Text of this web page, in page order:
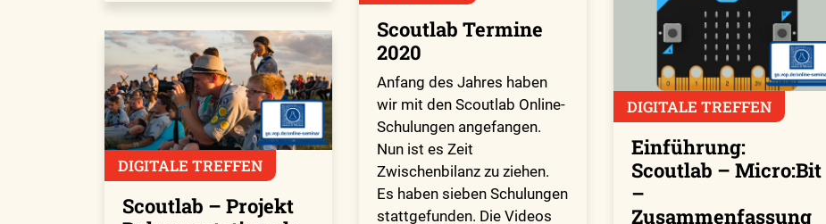
Scoutlab Termine
2020
Anfang des Jahres haben
wir mit den Scoutlab Online-
Schulungen angefangen.
Nun ist es Zeit
Zwischenbilanz zu ziehen.
Es haben sieben Schulungen
stattgefunden. Die Videos
DIGITALE TREFFEN
Scoutlab – Projekt
DIGITALE TREFFEN
Einführung:
Scoutlab – Micro:Bit
–
Zusammenfassung